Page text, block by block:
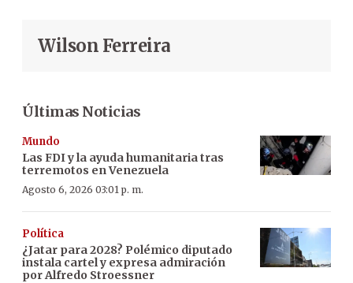
Wilson Ferreira
Últimas Noticias
Mundo
Las FDI y la ayuda humanitaria tras
terremotos en Venezuela
Agosto 6, 2026 03:01 p. m.
Política
¿Jatar para 2028? Polémico diputado
instala cartel y expresa admiración
por Alfredo Stroessner